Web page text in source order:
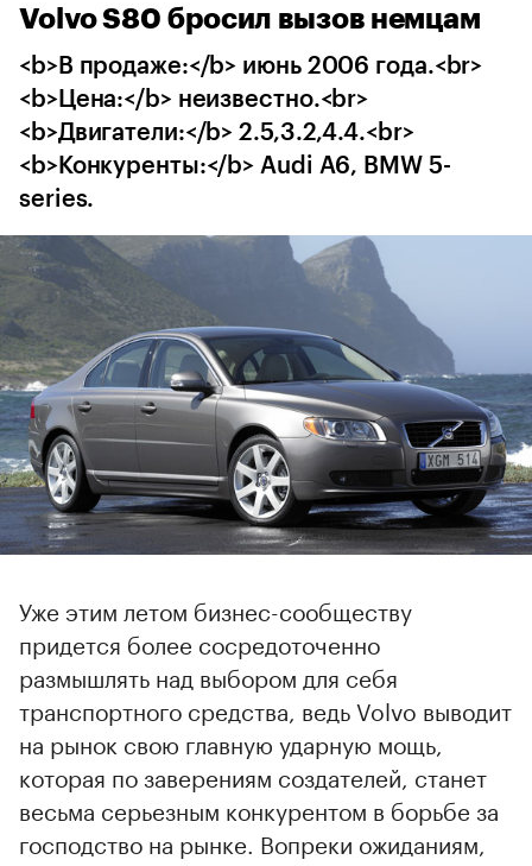
Changan Volga Voyah
Volvo S80 бросил вызов немцам
<b>В продаже:</b> июнь 2006 года.<br>
<b>Цена:</b> неизвестно.<br>
<b>Двигатели:</b> 2.5,3.2,4.4.<br>
<b>Конкуренты:</b> Audi A6, BMW 5-
series.
Уже этим летом бизнес-сообществу
придется более сосредоточенно
размышлять над выбором для себя
транспортного средства, ведь Volvo выводит
на рынок свою главную ударную мощь,
которая по заверениям создателей, станет
весьма серьезным конкурентом в борьбе за
господство на рынке. Вопреки ожиданиям,